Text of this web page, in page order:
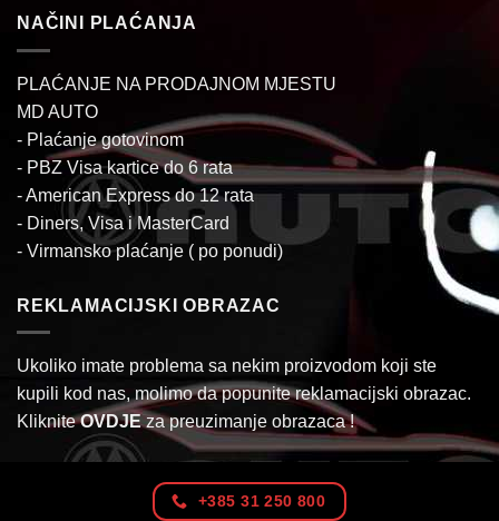
NAČINI PLAĆANJA
PLAĆANJE NA PRODAJNOM MJESTU
MD AUTO
- Plaćanje gotovinom
- PBZ Visa kartice do 6 rata
- American Express do 12 rata
- Diners, Visa i MasterCard
- Virmansko plaćanje ( po ponudi)
REKLAMACIJSKI OBRAZAC
Ukoliko imate problema sa nekim proizvodom koji ste
kupili kod nas, molimo da popunite reklamacijski obrazac.
KlikniteOVDJEza preuzimanje obrazaca !
+385 31 250 800